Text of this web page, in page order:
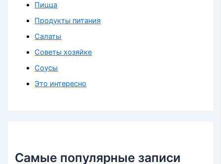
Пицца
Продукты питания
Салаты
Советы хозяйке
Соусы
Это интересно
Самые популярные записи